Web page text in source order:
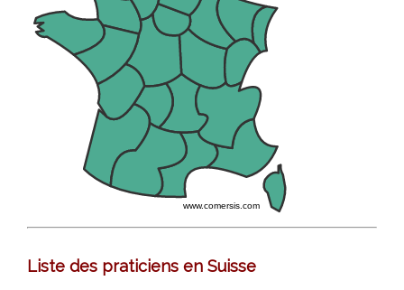
www.comersis.com
Liste des praticiens en Suisse